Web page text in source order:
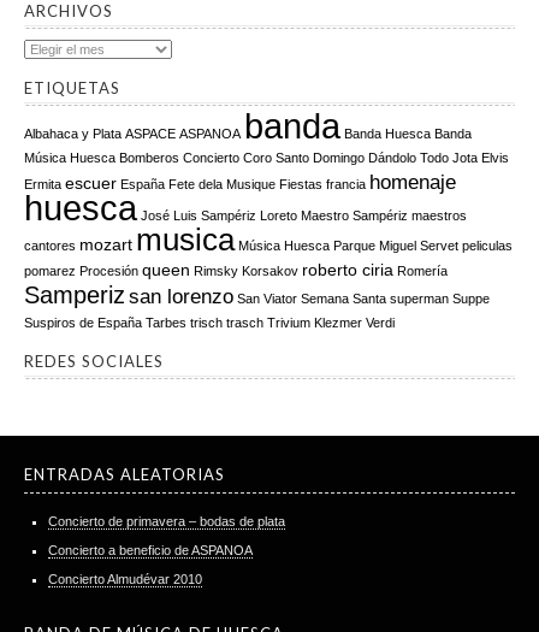
ARCHIVOS
Archivos
ETIQUETAS
Albahaca y Plata ASPACE ASPANOA banda Banda Huesca Banda
Música Huesca Bomberos Concierto Coro Santo Domingo Dándolo Todo Jota Elvis
Ermita escuer España Fete dela Musique Fiestas francia homenaje
huesca José Luis Sampériz Loreto Maestro Sampériz maestros
cantores mozart musica Música Huesca Parque Miguel Servet peliculas
pomarez Procesión queen Rimsky Korsakov roberto ciria Romería
Samperiz san lorenzo San Viator Semana Santa superman Suppe
Suspiros de España Tarbes trisch trasch Trivium Klezmer Verdi
REDES SOCIALES
ENTRADAS ALEATORIAS
Concierto de primavera – bodas de plata
Concierto a beneficio de ASPANOA
Concierto Almudévar 2010